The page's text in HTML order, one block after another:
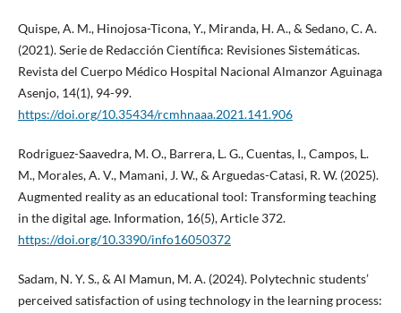
Quispe, A. M., Hinojosa-Ticona, Y., Miranda, H. A., & Sedano, C. A.
(2021). Serie de Redacción Científica: Revisiones Sistemáticas.
Revista del Cuerpo Médico Hospital Nacional Almanzor Aguinaga
Asenjo, 14(1), 94-99.
https://doi.org/10.35434/rcmhnaaa.2021.141.906
Rodriguez-Saavedra, M. O., Barrera, L. G., Cuentas, I., Campos, L.
M., Morales, A. V., Mamani, J. W., & Arguedas-Catasi, R. W. (2025).
Augmented reality as an educational tool: Transforming teaching
in the digital age. Information, 16(5), Article 372.
https://doi.org/10.3390/info16050372
Sadam, N. Y. S., & Al Mamun, M. A. (2024). Polytechnic students’
perceived satisfaction of using technology in the learning process: